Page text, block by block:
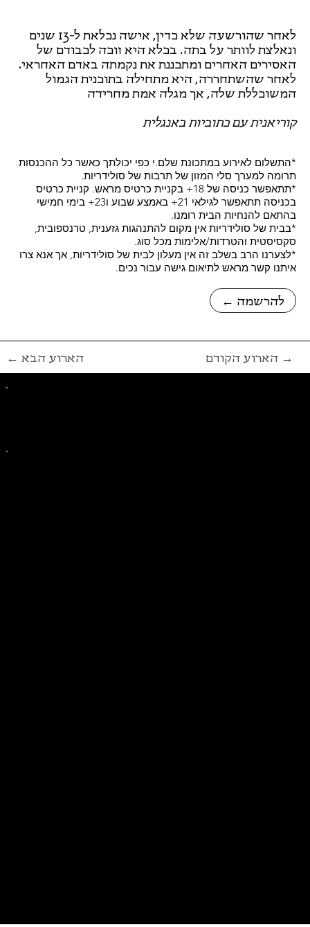
← להרשמה
לאחר שהורשעה שלא כדין, אישה נכלאת ל-13 שנים
ונאלצת לוותר על בתה. בכלא היא זוכה לכבודם של
האסירים האחרים ומתכננת את נקמתה באדם האחראי.
לאחר שהשתחררה, היא מתחילה בתוכנית הגמול
המשוכללת שלה, אך מגלה אמת מחרידה
קוריאנית עם כתוביות באנגלית
*התשלום לאירוע במתכונת שלם.י כפי יכולתך כאשר כל ההכנסות
תרומה למערך סלי המזון של תרבות של סולידריות.
*תתאפשר כניסה של 18+ בקניית כרטיס מראש. קניית כרטיס
בכניסה תתאפשר לגילאי 21+ באמצע שבוע ו23+ בימי חמישי
בהתאם להנחיות הבית רומנו.
*בבית של סולידריות אין מקום להתנהגות גזענית, טרנספובית,
סקסיסטית והטרדות/אלימות מכל סוג.
*לצערנו הרב בשלב זה אין מעלון לבית של סולידריות, אך אנא צרו
איתנו קשר מראש לתיאום גישה עבור נכים.
← הארוע הבא הארוע הקודם →